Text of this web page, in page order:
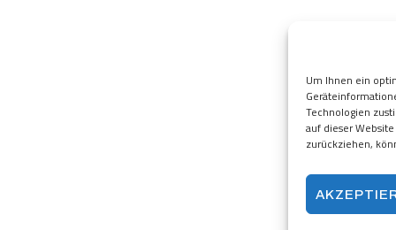
Um Ihnen ein
Technologien
auf dieser
zurückziehen,